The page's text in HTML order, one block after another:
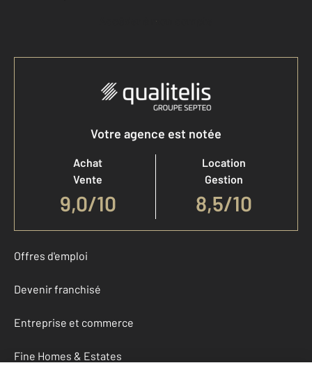
Accéder à mon compte
Votre agence est notée
Achat
Vente
9,0/10
Location
Gestion
8,5/10
Offres d'emploi
Devenir franchisé
Entreprise et commerce
Fine Homes & Estates